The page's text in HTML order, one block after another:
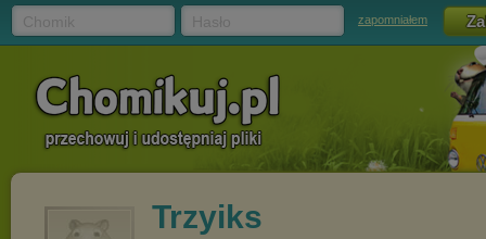
zapomniałem
Trzyiks